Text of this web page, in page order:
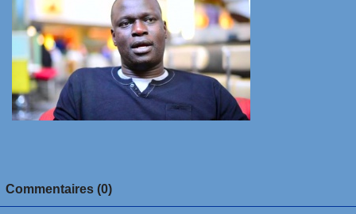
Commentaires (0)